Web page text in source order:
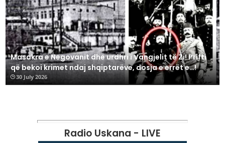
Masakra e Negovanit dhe urdhri i Vangjelit të Zi! Prifti
që bekoi krimet ndaj shqiptarëve, dosja e errët e…!
30 July 2026
Radio Uskana - LIVE